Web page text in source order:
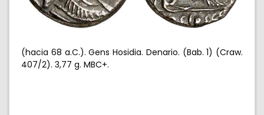
(hacia 68 a.C.). Gens Hosidia. Denario. (Bab. 1) (Craw.
407/2). 3,77 g. MBC+.